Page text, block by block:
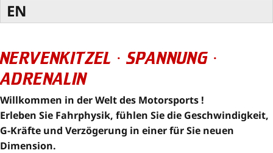
EN
NERVENKITZEL · SPANNUNG ·
ADRENALIN
Willkommen in der Welt des Motorsports !
Erleben Sie Fahrphysik, fühlen Sie die Geschwindigkeit,
G-Kräfte und Verzögerung in einer für Sie neuen
Dimension.